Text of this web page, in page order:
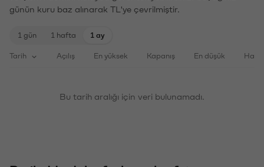
günün kuru baz alınarak TL'ye çevrilmiştir.
1 gün 1 hafta 1 ay
Tarih Açılış En yüksek Kapanış En düşük
Bu tarih aralığı için veri bulunamadı.